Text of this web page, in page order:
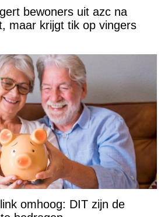
bewoners uit azc na
maar krijgt tik op vingers
omhoog: DIT zijn de